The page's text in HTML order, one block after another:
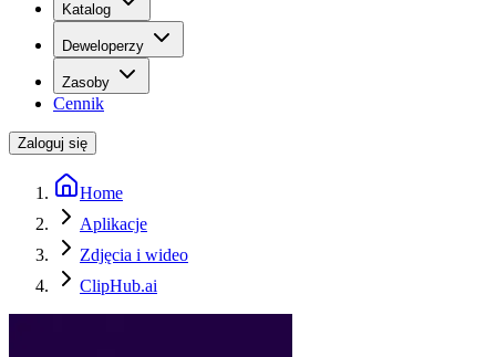
Katalog
Deweloperzy
Zasoby
Cennik
Zaloguj się
Home
Aplikacje
Zdjęcia i wideo
ClipHub.ai